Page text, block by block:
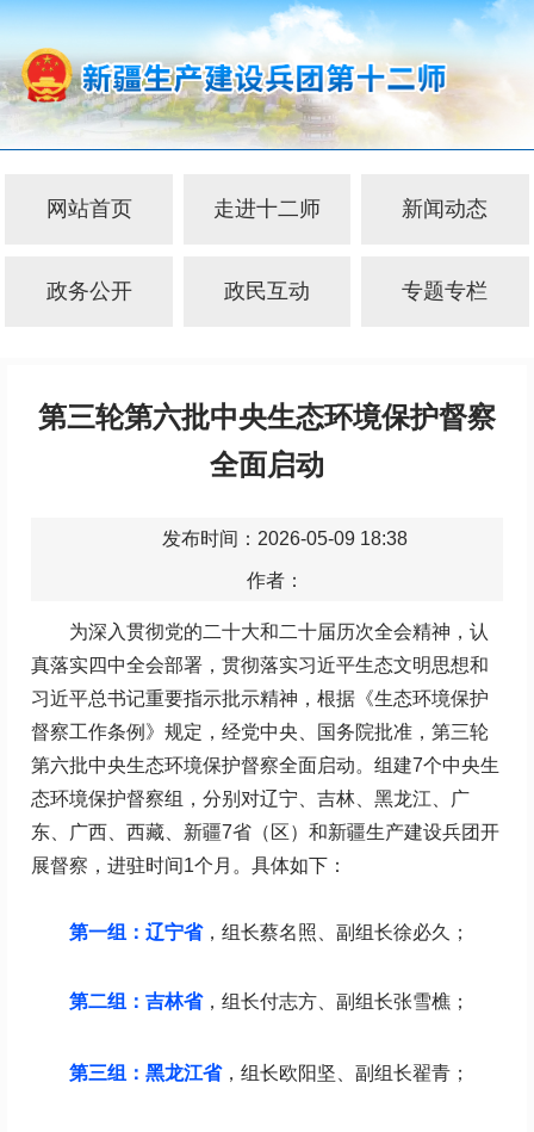
网站首页 走进十二师 新闻动态
政务公开 政民互动 专题专栏
第三轮第六批中央生态环境保护督察
全面启动
发布时间：2026-05-09 18:38
作者：
为深入贯彻党的二十大和二十届历次全会精神，认
真落实四中全会部署，贯彻落实习近平生态文明思想和
习近平总书记重要指示批示精神，根据《生态环境保护
督察工作条例》规定，经党中央、国务院批准，第三轮
第六批中央生态环境保护督察全面启动。组建7个中央生
态环境保护督察组，分别对辽宁、吉林、黑龙江、广
东、广西、西藏、新疆7省（区）和新疆生产建设兵团开
展督察，进驻时间1个月。具体如下：
第一组：辽宁省，组长蔡名照、副组长徐必久；
第二组：吉林省，组长付志方、副组长张雪樵；
第三组：黑龙江省，组长欧阳坚、副组长翟青；